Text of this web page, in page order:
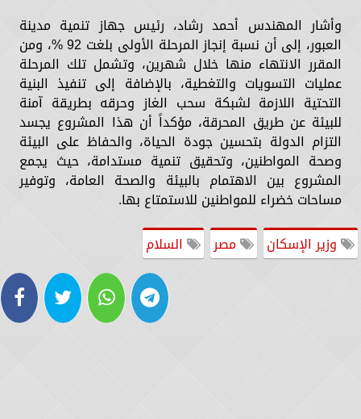
وأشار المهندس أحمد رشاد، رئيس جهاز تنمية مدينة
العبور، إلى أن نسبة إنجاز المرحلة الأولى بلغت 92 %، ومن
المقرر الانتهاء منها خلال شهرين، وتشمل تلك المرحلة
عمليات التسويات والتغطية، بالإضافة إلى تنفيذ البنية
التحتية اللازمة لشبكة سحب الغاز وحرقه بطريقة آمنة
للبيئة عن طريق المحرقة، مؤكداً أن هذا المشروع يجسد
التزام الدولة بتحسين جودة الحياة، والحفاظ على البيئة
وصحة المواطنين، وتحقيق تنمية مستدامة، حيث يجمع
المشروع بين الاهتمام بالبيئة والصحة العامة، وتوفير
مساحات خضراء للمواطنين للاستمتاع بها.
وزير الإسكان
مصر السلام